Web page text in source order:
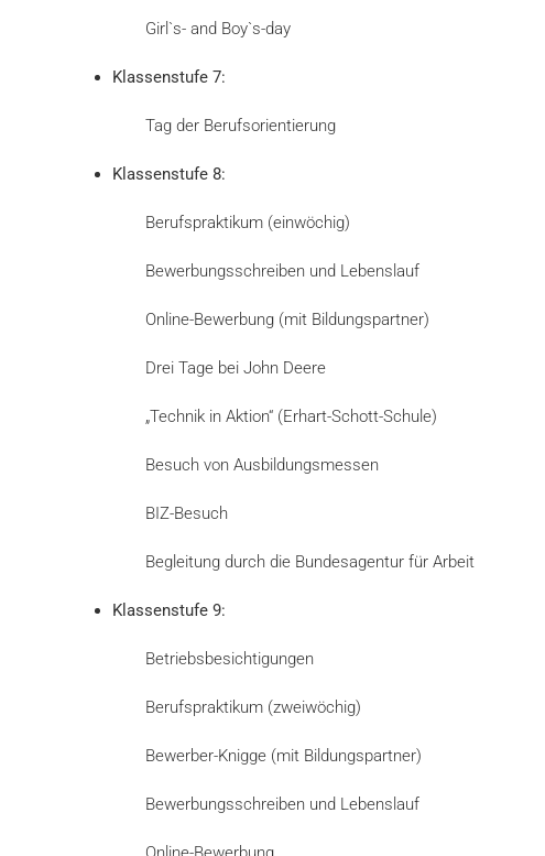
Girl`s- and Boy`s-day
Klassenstufe 7:
Tag der Berufsorientierung
Klassenstufe 8:
Berufspraktikum (einwöchig)
Bewerbungsschreiben und Lebenslauf
Online-Bewerbung (mit Bildungspartner)
Drei Tage bei John Deere
„Technik in Aktion“ (Erhart-Schott-Schule)
Besuch von Ausbildungsmessen
BIZ-Besuch
Begleitung durch die Bundesagentur für Arbeit
Klassenstufe 9:
Betriebsbesichtigungen
Berufspraktikum (zweiwöchig)
Bewerber-Knigge (mit Bildungspartner)
Bewerbungsschreiben und Lebenslauf